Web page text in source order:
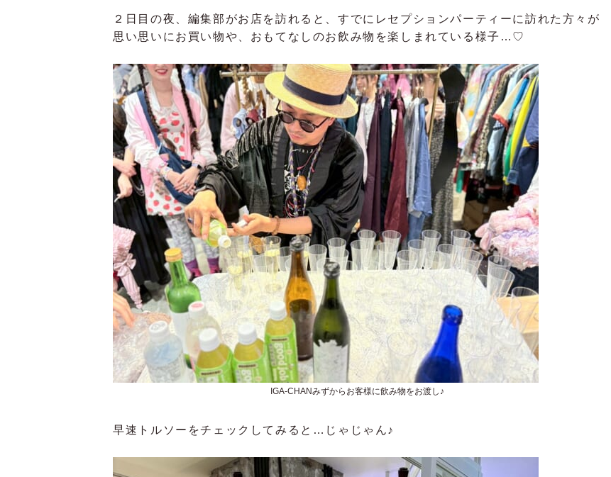
２日目の夜、編集部がお店を訪れると、すでにレセプションパーティーに訪れた方々が
思い思いにお買い物や、おもてなしのお飲み物を楽しまれている様子…♡
IGA-CHANみずからお客様に飲み物をお渡し♪
早速トルソーをチェックしてみると…じゃじゃん♪